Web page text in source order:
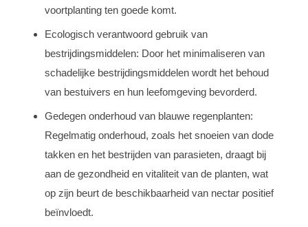
voortplanting ten goede komt.
Ecologisch verantwoord gebruik van
bestrijdingsmiddelen: Door het minimaliseren van
schadelijke bestrijdingsmiddelen wordt het behoud
van bestuivers en hun leefomgeving bevorderd.
Gedegen onderhoud van blauwe regenplanten:
Regelmatig onderhoud, zoals het snoeien van dode
takken en het bestrijden van parasieten, draagt bij
aan de gezondheid en vitaliteit van de planten, wat
op zijn beurt de beschikbaarheid van nectar positief
beïnvloedt.